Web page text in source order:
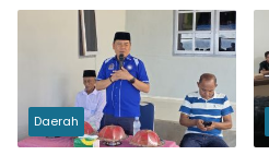
Daerah